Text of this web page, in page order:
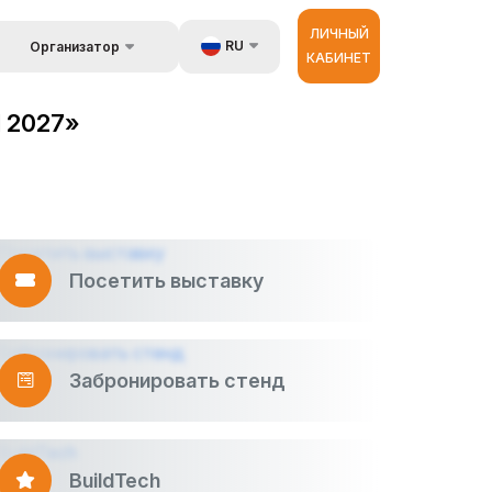
и
Организатор
Kонтакты
RU
ЛИЧНЫЙ
КАБИНЕТ
2027»
Посетить выставку
Забронировать стенд
BuildTech